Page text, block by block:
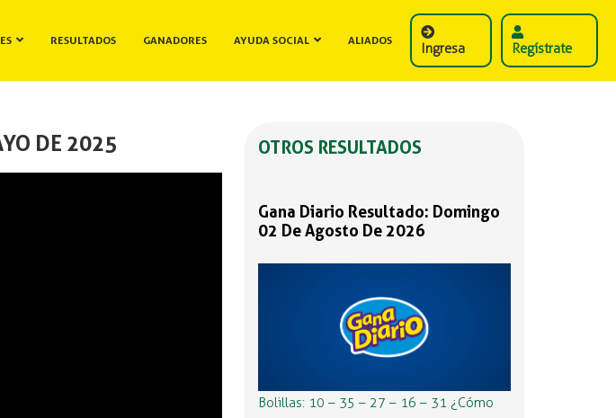
RESULTADOS GANADORES AYUDA SOCIAL ALIADOS Ingresa Regístrate
DE 2025 OTROS RESULTADOS
Gana Diario Resultado: Domingo
02 De Agosto De 2026
Bolillas: 10 – 35 – 27 – 16 – 31 ¿Cómo